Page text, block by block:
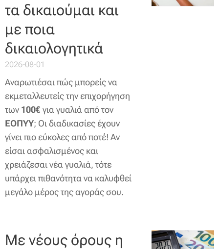
τα δικαιούμαι και
με ποια
δικαιολογητικά
2026-08-01
Αναρωτιέσαι πώς μπορείς να
εκμεταλλευτείς την επιχορήγηση
των 100€για γυαλιά από τον
ΕΟΠΥΥ; Οι διαδικασίες έχουν
γίνει πιο εύκολες από ποτέ! Αν
είσαι ασφαλισμένος και
χρειάζεσαι νέα γυαλιά, τότε
υπάρχει πιθανότητα να καλυφθεί
μεγάλο μέρος της αγοράς σου.
Με νέους όρους η